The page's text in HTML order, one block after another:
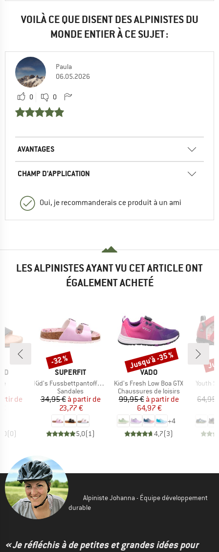
VOILÀ CE QUE DISENT DES ALPINISTES DU
MONDE ENTIER À CE SUJET :
Paula
06.05.2026
0 0
AVANTAGES
CHAMP D'APPLICATION
Oui, je recommanderais ce produit à un ami
LES ALPINISTES AYANT VU CET ARTICLE ONT
ÉGALEMENT ACHETÉ
réduit
de
(0)
MARQUE
SUPERFIT
Article
Kid's Fussbettpantoffel Vegan
Product group
Sandales
Prix
34,95 € Prix réduit
à partir de
23,77 €
5,0(1)
Remise
-32 %
MARQUE
VADO
Article
Kid's Fresh Low Boa GTX
Product group
Chaussures de loisirs
Prix
99,95 € Prix réduit
à partir de
64,97 €
+4
4,7(3)
Remise
Jusqu'à -35 %
Article
Youth
64,95
Alpiniste Johanna - Équipe développement
durable
« Je réfléchis à de petites et grandes idées pour